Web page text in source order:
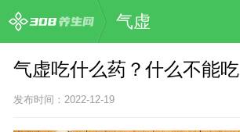
气虚
气虚吃什么药？什么不能吃
发布时间：2022-12-19